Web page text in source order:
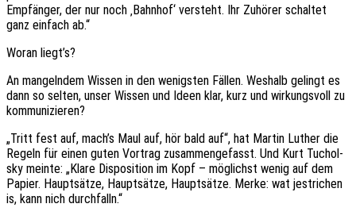
Empfän­ger, der nur noch ‚Bahn­hof‘ versteht. Ihr Zuhö­rer schal­tet
ganz einfach ab.“
Woran liegt’s?
An mangeln­dem Wissen in den wenigs­ten Fällen. Weshalb gelingt es
dann so selten, unser Wissen und Ideen klar, kurz und wirkungs­voll zu
kommunizieren?
„Tritt fest auf, mach’s Maul auf, hör bald auf“, hat Martin Luther die
Regeln für einen guten Vortrag zusam­men­ge­fasst. Und Kurt Tuchol­
sky meinte: „Klare Dispo­si­ti­on im Kopf – möglichst wenig auf dem
Papier. Haupt­sät­ze, Haupt­sät­ze, Haupt­sät­ze. Merke: wat jestri­chen
is, kann nich durchfalln.“